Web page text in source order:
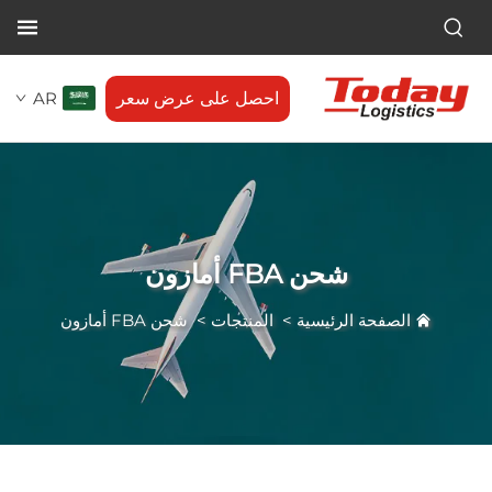
احصل على عرض سعر AR
الرئيسية>المنتجات>شحن FBA أمازون